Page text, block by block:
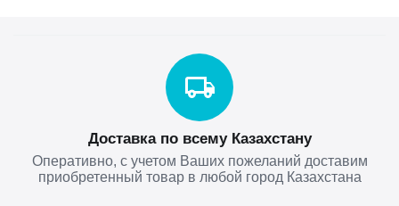
Доставка по всему Казахстану
Оперативно, с учетом Ваших пожеланий доставим
приобретенный товар в любой город Казахстана